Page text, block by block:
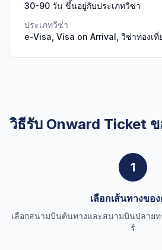
30-90 วัน ขึ้นอยู่กับประเภทวีซ่า
ประเภทวีซ่า
e-Visa, Visa on Arrival, วีซ่าท่องเ
วิธีรับ Onward Ticket
1
เลือกเส้นทางขอ
เลือกสนามบินต้นทางและสนามบินปลาย
ร์